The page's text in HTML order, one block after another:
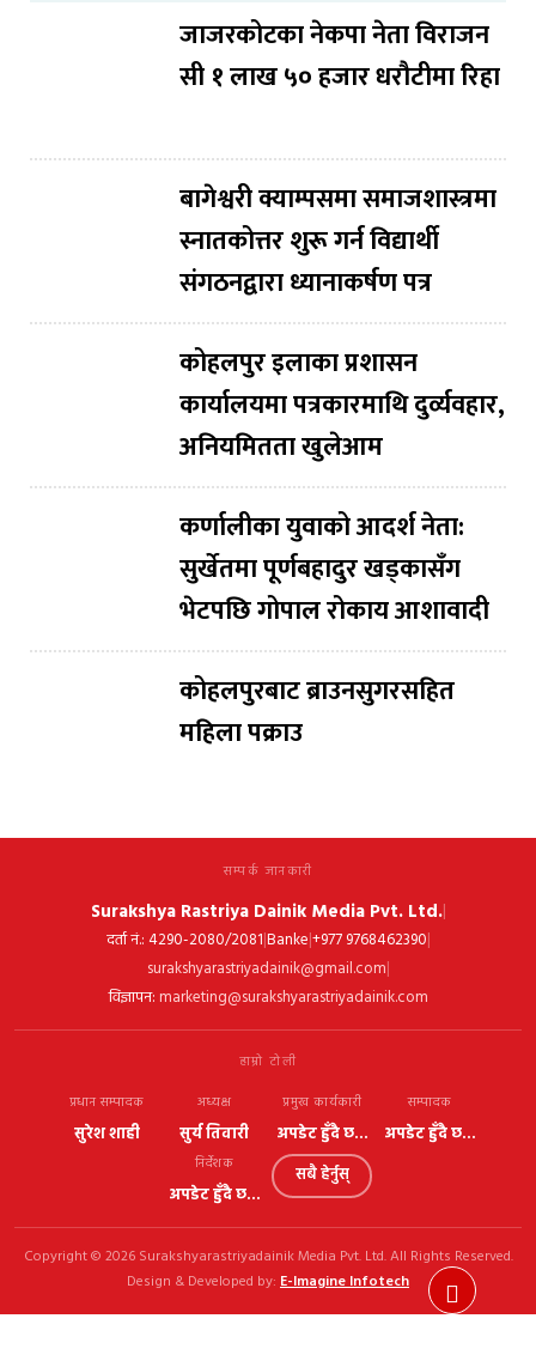
जाजरकोटका नेकपा नेता विराजन
सी १ लाख ५० हजार धरौटीमा रिहा
बागेश्वरी क्याम्पसमा समाजशास्त्रमा
स्नातकोत्तर शुरू गर्न विद्यार्थी
संगठनद्वारा ध्यानाकर्षण पत्र
कोहलपुर इलाका प्रशासन
कार्यालयमा पत्रकारमाथि दुर्व्यवहार,
अनियमितता खुलेआम
कर्णालीका युवाको आदर्श नेता:
सुर्खेतमा पूर्णबहादुर खड्कासँग
भेटपछि गोपाल रोकाय आशावादी
कोहलपुरबाट ब्राउनसुगरसहित
महिला पक्राउ
सम्पर्क जानकारी
Surakshya Rastriya Dainik Media Pvt. Ltd.|
दर्ता नं.: 4290-2080/2081|Banke|+977 9768462390|
surakshyarastriyadainik@gmail.com|
विज्ञापन: marketing@surakshyarastriyadainik.com
हाम्रो टोली
प्रधान सम्पादक
सुरेश शाही
अध्यक्ष
सुर्य तिवारी
प्रमुख कार्यकारी
अपडेट हुँदै छ...
सम्पादक
अपडेट हुँदै छ...
निर्देशक
अपडेट हुँदै छ...
सबै हेर्नुस्
Copyright © 2026 Surakshyarastriyadainik Media Pvt. Ltd. All Rights Reserved.
Design & Developed by: E-Imagine Infotech